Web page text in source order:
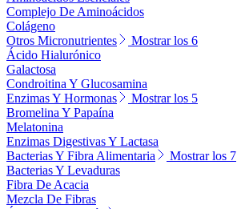
Complejo De Aminoácidos
Colágeno
Otros Micronutrientes
Mostrar los 6
Ácido Hialurónico
Galactosa
Condroitina Y Glucosamina
Enzimas Y Hormonas
Mostrar los 5
Bromelina Y Papaína
Melatonina
Enzimas Digestivas Y Lactasa
Bacterias Y Fibra Alimentaria
Mostrar los 7
Bacterias Y Levaduras
Fibra De Acacia
Mezcla De Fibras